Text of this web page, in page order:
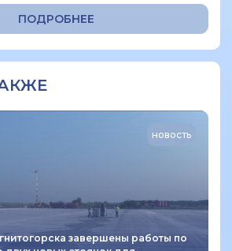
ПОДРОБНЕЕ
новость
завершены работы по